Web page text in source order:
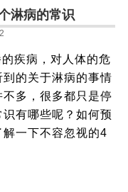
淋病的常识
疾病，对人体的危
的关于淋病的事情
多，很多都只是停
有哪些呢？如何预
一下不容忽视的4